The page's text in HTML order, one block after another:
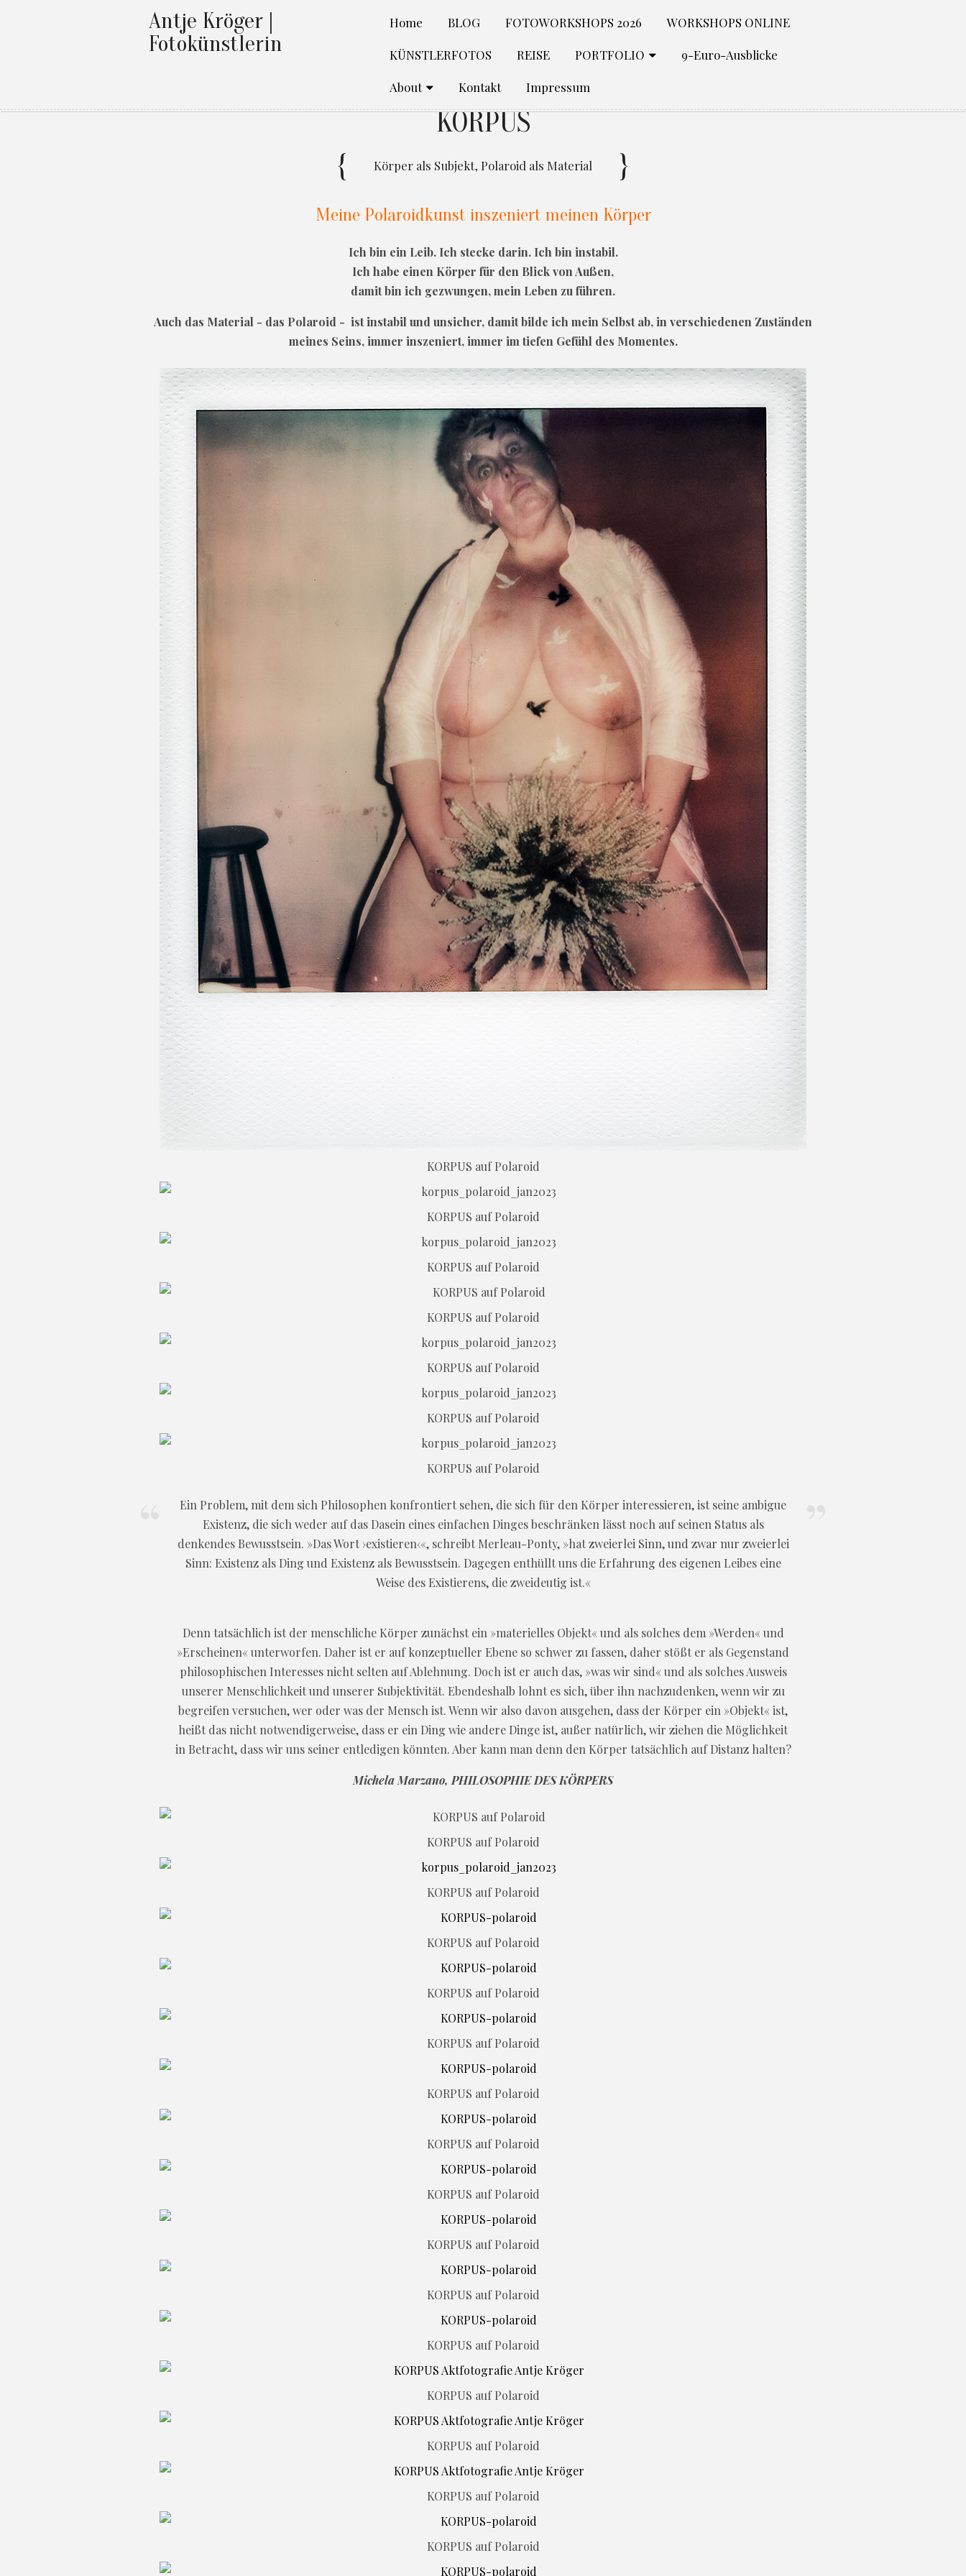
Antje Kröger |
Fotokünstlerin
Home BLOG FOTOWORKSHOPS 2026 WORKSHOPS ONLINE
KÜNSTLERFOTOS REISE PORTFOLIO 9-Euro-Ausblicke
About Kontakt Impressum
KORPUS
Körper als Subjekt, Polaroid als Material
Meine Polaroidkunst inszeniert meinen Körper
Ich bin ein Leib. Ich stecke darin. Ich bin instabil.
Ich habe einen Körper für den Blick von Außen,
damit bin ich gezwungen, mein Leben zu führen.
Auch das Material - das Polaroid - ist instabil und unsicher, damit bilde ich mein Selbst ab, in verschiedenen Zuständen
meines Seins, immer inszeniert, immer im tiefen Gefühl des Momentes.
KORPUS auf Polaroid
KORPUS auf Polaroid
KORPUS auf Polaroid
KORPUS auf Polaroid
KORPUS auf Polaroid
KORPUS auf Polaroid
KORPUS auf Polaroid
Ein Problem, mit dem sich Philosophen konfrontiert sehen, die sich für den Körper interessieren, ist seine ambigue
Existenz, die sich weder auf das Dasein eines einfachen Dinges beschränken lässt noch auf seinen Status als
denkendes Bewusstsein. »Das Wort ›existieren‹«, schreibt Merleau-Ponty, »hat zweierlei Sinn, und zwar nur zweierlei
Sinn: Existenz als Ding und Existenz als Bewusstsein. Dagegen enthüllt uns die Erfahrung des eigenen Leibes eine
Weise des Existierens, die zweideutig ist.«
Denn tatsächlich ist der menschliche Körper zunächst ein »materielles Objekt« und als solches dem »Werden« und
»Erscheinen« unterworfen. Daher ist er auf konzeptueller Ebene so schwer zu fassen, daher stößt er als Gegenstand
philosophischen Interesses nicht selten auf Ablehnung. Doch ist er auch das, »was wir sind« und als solches Ausweis
unserer Menschlichkeit und unserer Subjektivität. Ebendeshalb lohnt es sich, über ihn nachzudenken, wenn wir zu
begreifen versuchen, wer oder was der Mensch ist. Wenn wir also davon ausgehen, dass der Körper ein »Objekt« ist,
heißt das nicht notwendigerweise, dass er ein Ding wie andere Dinge ist, außer natürlich, wir ziehen die Möglichkeit
in Betracht, dass wir uns seiner entledigen könnten. Aber kann man denn den Körper tatsächlich auf Distanz halten?
Michela Marzano, PHILOSOPHIE DES KÖRPERS
KORPUS auf Polaroid
KORPUS auf Polaroid
KORPUS auf Polaroid
KORPUS auf Polaroid
KORPUS auf Polaroid
KORPUS auf Polaroid
KORPUS auf Polaroid
KORPUS auf Polaroid
KORPUS auf Polaroid
KORPUS auf Polaroid
KORPUS auf Polaroid
KORPUS auf Polaroid
KORPUS auf Polaroid
KORPUS auf Polaroid
KORPUS auf Polaroid